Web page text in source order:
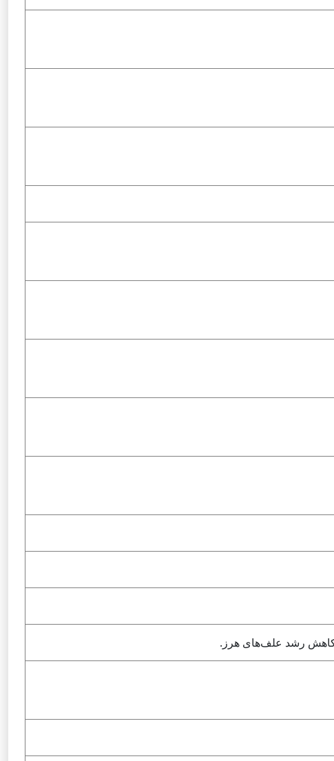
رشد علف‌های هرز.